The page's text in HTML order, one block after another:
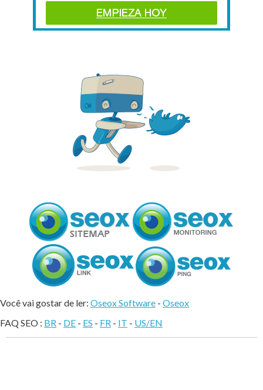
Você vai gostar de ler: Oseox Software - Oseox
FAQ SEO : BR - DE - ES - FR - IT - US/EN